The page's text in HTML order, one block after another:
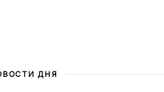
ДНЯ